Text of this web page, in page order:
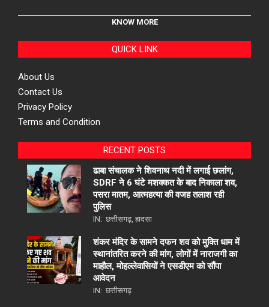
KNOW MORE
QUICK LINK
About Us
Contact Us
Privacy Policy
Terms and Condition
RECENT POSTS
ढाबा संचालक ने शिवनाथ नदी में लगाई छलांग,
SDRF ने 6 घंटे मशक्कत के बाद निकाला शव,
पसरा मातम, आत्महत्या की वजह तलाश रही
पुलिस
IN: छत्तीसगढ़ हादसा
शंकर मंदिर के सामने दफन शव को मुक्ति धाम में
स्थानांतरित करने की मांग, लोगों में नाराजगी का
माहौल, मोहल्लेवासियों ने एसडीएम को सौंपा
आवेदन
IN: छत्तीसगढ़